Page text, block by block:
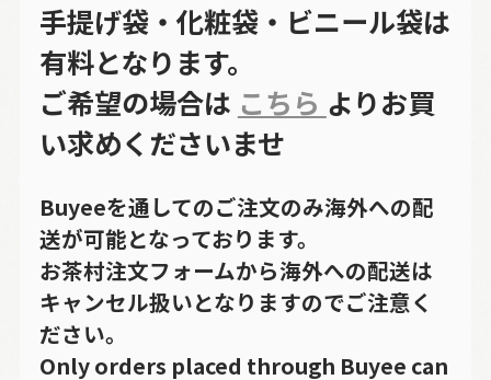
手提げ袋・化粧袋・ビニール袋は
有料となります。
ご希望の場合は こちら よりお買
い求めくださいませ
Buyeeを通してのご注文のみ海外への配
送が可能となっております。
お茶村注文フォームから海外への配送は
キャンセル扱いとなりますのでご注意く
ださい。
Only orders placed through Buyee can